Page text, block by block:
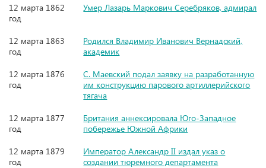
12 марта 1862
год
Умер Лазарь Маркович Серебряков, адмирал
12 марта 1863
год
Родился Владимир Иванович Вернадский,
академик
12 марта 1876
год
С. Маевский подал заявку на разработанную
им конструкцию парового артиллерийского
тягача
12 марта 1877
год
Британия аннексировала Юго-Западное
побережье Южной Африки
12 марта 1879
год
Император Александр II издал указ о
создании тюремного департамента